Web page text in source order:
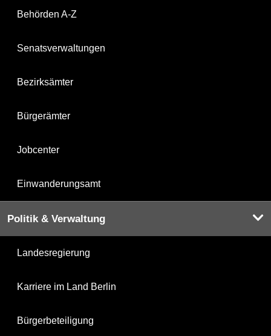
Behörden A-Z
Senatsverwaltungen
Bezirksämter
Bürgerämter
Jobcenter
Einwanderungsamt
Politik & Verwaltung
Landesregierung
Karriere im Land Berlin
Bürgerbeteiligung